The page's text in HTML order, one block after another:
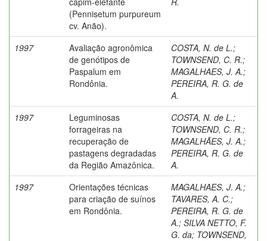
(Pennisetum purpureum
cv. Anão).
1997
Avaliação agronômica
de genótipos de
Paspalum em
Rondônia.
COSTA, N. de L.;
TOWNSEND, C. R.;
MAGALHAES, J. A.;
PEREIRA, R. G. de
A.
1997
Leguminosas
forrageiras na
recuperação de
pastagens degradadas
da Região Amazônica.
COSTA, N. de L.;
TOWNSEND, C. R.;
MAGALHÃES, J. A.;
PEREIRA, R. G. de
A.
1997
Orientações técnicas
para criação de suínos
em Rondônia.
MAGALHAES, J. A.;
TAVARES, A. C.;
PEREIRA, R. G. de
A.; SILVA NETTO, F.
G. da; TOWNSEND,